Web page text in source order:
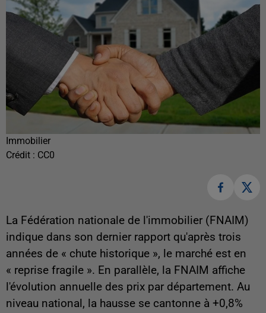
Immobilier
Crédit : CC0
La Fédération nationale de l'immobilier (FNAIM)
indique dans son dernier rapport qu'après trois
années de « chute historique », le marché est en
« reprise fragile ». En parallèle, la FNAIM affiche
l'évolution annuelle des prix par département. Au
niveau national, la hausse se cantonne à +0,8%